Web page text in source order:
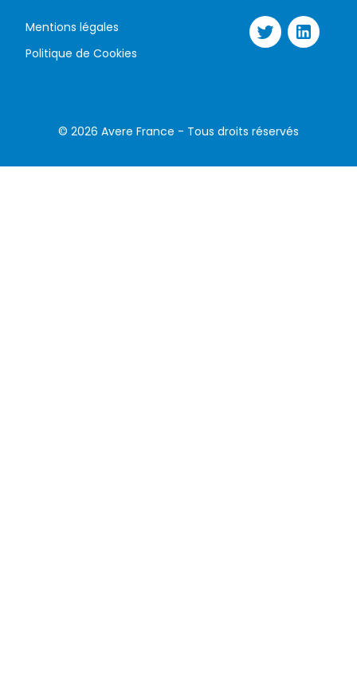
Mentions légales
Politique de Cookies
© 2026 Avere France - Tous droits réservés